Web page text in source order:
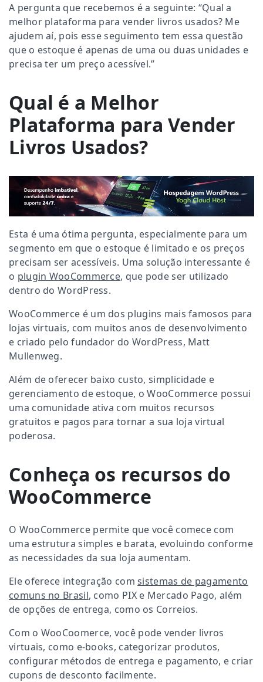
A pergunta que recebemos é a seguinte: “Qual a
melhor plataforma para vender livros usados? Me
ajudem aí, pois esse seguimento tem essa questão
que o estoque é apenas de uma ou duas unidades e
precisa ter um preço acessível.”
Qual é a Melhor
Plataforma para Vender
Livros Usados?
Esta é uma ótima pergunta, especialmente para um
segmento em que o estoque é limitado e os preços
precisam ser acessíveis. Uma solução interessante é
o plugin WooCommerce, que pode ser utilizado
dentro do WordPress.
WooCommerce é um dos plugins mais famosos para
lojas virtuais, com muitos anos de desenvolvimento
e criado pelo fundador do WordPress, Matt
Mullenweg.
Além de oferecer baixo custo, simplicidade e
gerenciamento de estoque, o WooCommerce possui
uma comunidade ativa com muitos recursos
gratuitos e pagos para tornar a sua loja virtual
poderosa.
Conheça os recursos do
WooCommerce
O WooCommerce permite que você comece com
uma estrutura simples e barata, evoluindo conforme
as necessidades da sua loja aumentam.
Ele oferece integração comsistemas de pagamento
comuns no Brasil, como PIX e Mercado Pago, além
de opções de entrega, como os Correios.
Com o WooCoomerce, você pode vender livros
virtuais, como e-books, categorizar produtos,
configurar métodos de entrega e pagamento, e criar
cupons de desconto facilmente.